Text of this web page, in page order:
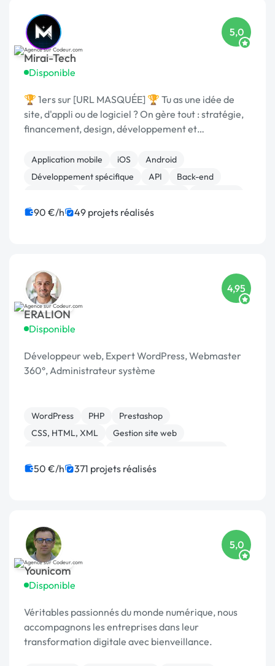
Mirai-Tech
Disponible
5,0
🏆 1ers sur [URL MASQUÉE] 🏆 Tu as une idée de
site, d'appli ou de logiciel ? On gère tout : stratégie,
financement, design, développement et
Application mobile iOS
Android
Développement spécifique
API
Back-end
Full-stack
90 €/h 49 projets réalisés
ERALION
Disponible
4,95
Développeur web, Expert WordPress, Webmaster
360°, Administrateur système
WordPress PHP
Prestashop
CSS, HTML, XML
Gestion site web
Admin système, sécurité
JavaScript
50 €/h 371 projets réalisés
Younicom
Disponible
5,0
Véritables passionnés du monde numérique, nous
accompagnons les entreprises dans leur
transformation digitale avec bienveillance.